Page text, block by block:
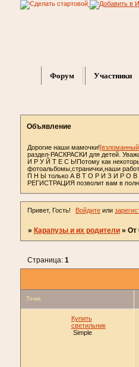
Форум Участники
Объявление
Дорогие наши мамочки!
раздел-РАСКРАСКИ для детей.
И Р У Й Т Е С Ь!Потому как
фотоальбомы,странички,наши
П Н Ы только А В Т О Р И З И Р О В
РЕГИСТРАЦИЯ позволит вам в
Привет, Гость! Войдите или
» Карапузы и их родители » От
Страница: 1
Тема
Купить
светильник
Simple